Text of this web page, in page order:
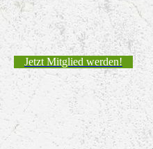
Jetzt Mitglied werden!